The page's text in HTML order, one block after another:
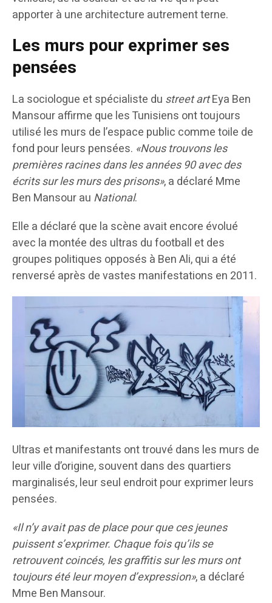
apporter à une architecture autrement terne.
Les murs pour exprimer ses
pensées
La sociologue et spécialiste du street artEya Ben
Mansour affirme que les Tunisiens ont toujours
utilisé les murs de l’espace public comme toile de
fond pour leurs pensées. «Nous trouvons les
premières racines dans les années 90 avec des
écrits sur les murs des prisons», a déclaré Mme
Ben Mansour au National.
Elle a déclaré que la scène avait encore évolué
avec la montée des ultras du football et des
groupes politiques opposés à Ben Ali, qui a été
renversé après de vastes manifestations en 2011.
Ultras et manifestants ont trouvé dans les murs de
leur ville d’origine, souvent dans des quartiers
marginalisés, leur seul endroit pour exprimer leurs
pensées.
«Il n’y avait pas de place pour que ces jeunes
puissent s’exprimer. Chaque fois qu’ils se
retrouvent coincés, les graffitis sur les murs ont
toujours été leur moyen d’expression», a déclaré
Mme Ben Mansour.